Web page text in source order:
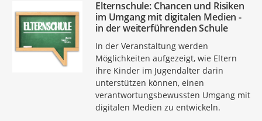
Elternschule: Chancen und Risiken
im Umgang mit digitalen Medien -
in der weiterführenden Schule
In der Veranstaltung werden
Möglichkeiten aufgezeigt, wie Eltern
ihre Kinder im Jugendalter darin
unterstützen können, einen
verantwortungsbewussten Umgang mit
digitalen Medien zu entwickeln.